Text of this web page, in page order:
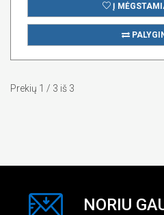
Į
Prekių 1 / 3 iš 3
NORIU